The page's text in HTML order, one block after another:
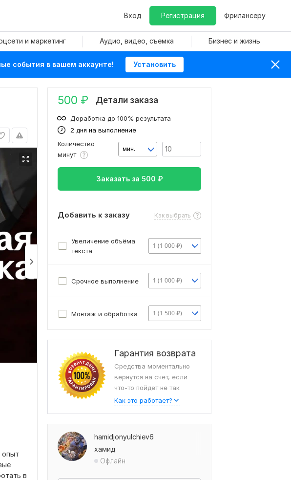
Вход Регистрация Фрилансеру
и маркетинг Аудио, видео, съемка Бизнес и жизнь
события в вашем аккаунте! Установить
опыт
в
500 ₽ Детали заказа
2 дня на выполнение
Доработка до 100% результата
Количество
минут
мин.
Заказать за 500 ₽
Добавить к заказу Как выбрать
Увеличение объёма
текста
1 (1 000 ₽)
Срочное выполнение 1 (1 000 ₽)
Монтаж и обработка 1 (1 500 ₽)
Гарантия возврата
Средства моментально
вернутся на счет, если
что-то пойдет не так
Как это работает?
hamidjonyulchiev6
хамид
Офлайн